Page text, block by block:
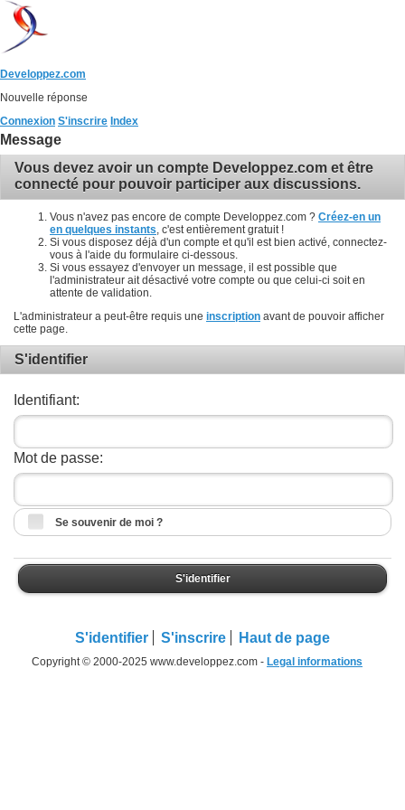
Developpez.com
Nouvelle réponse
Connexion S'inscrire Index
Message
Vous devez avoir un compte Developpez.com et être
connecté pour pouvoir participer aux discussions.
Vous n'avez pas encore de compte Developpez.com ? Créez-en un
en quelques instants , c'est entièrement gratuit !
Si vous disposez déjà d'un compte et qu'il est bien activé, connectez-
vous à l'aide du formulaire ci-dessous.
Si vous essayez d'envoyer un message, il est possible que
l'administrateur ait désactivé votre compte ou que celui-ci soit en
attente de validation.
L'administrateur a peut-être requis une inscription avant de pouvoir afficher
cette page.
S'identifier
Identifiant:
Mot de passe:
Se souvenir de moi ?
S'identifier
S'identifier S'inscrire Haut de page
Copyright © 2000-2025 www.developpez.com - Legal informations